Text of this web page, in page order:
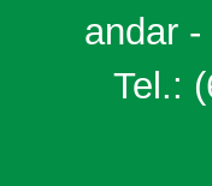
andar
Tel.: